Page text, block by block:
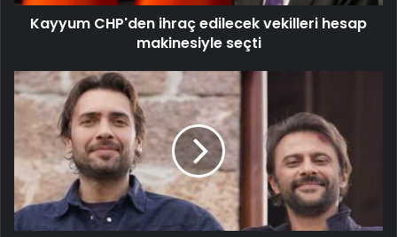
Kayyum CHP'den ihraç edilecek vekilleri hesap
makinesiyle seçti